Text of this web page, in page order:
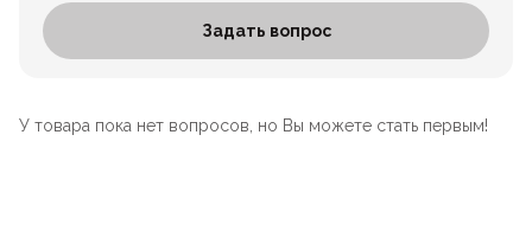
Задать вопрос
У товара пока нет вопросов, но Вы можете стать первым!